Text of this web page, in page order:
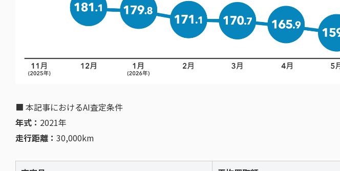
■ 本記事におけるAI査定条件
年式： 2021年
走行距離： 30,000km